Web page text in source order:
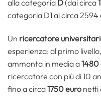
alla categoria D(dai circa
categoria D1 ai circa
Un ricercatore
esperienza: al primo
ammonta in media a1480
ricercatore con più di 10
fino a circa1750 euro netti